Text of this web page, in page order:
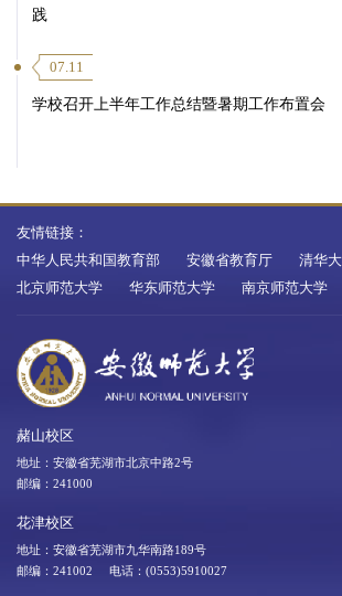
践
07.11
学校召开上半年工作总结暨暑期工作布置会
友情链接：
中华人民共和国教育部
安徽省教育厅 清华
北京师范大学
华东师范大学 南京师范大学
赭山校区
地址：安徽省芜湖市北京中路2号
邮编：241000
花津校区
地址：安徽省芜湖市九华南路189号
邮编：241002 电话：(0553)5910027